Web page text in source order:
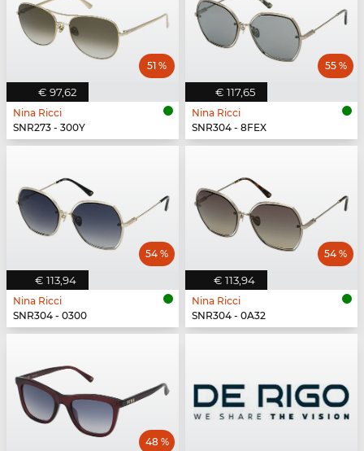
€ 97,62
51 %
Nina Ricci
SNR273 - 300Y
€ 117,65
55 %
Nina Ricci
SNR304 - 8FEX
€ 113,94
54 %
Nina Ricci
SNR304 - 0300
€ 113,94
54 %
Nina Ricci
SNR304 - 0A32
48 %